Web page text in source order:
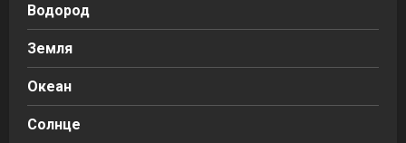
Водород
Земля
Океан
Солнце